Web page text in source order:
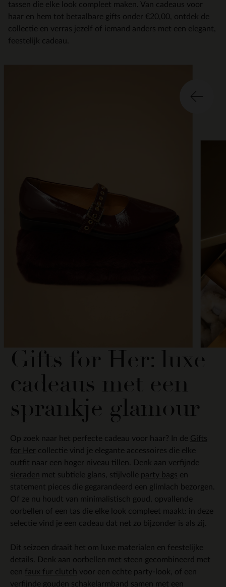
tassen die elke look compleet maken. Van cadeaus voor
haar en hem tot betaalbare gifts onder €20,00, ontdek de
collectie en verras jezelf of iemand anders met een elegant,
feestelijk cadeau.
Gifts for Her: luxe
cadeaus met een
sprankje glamour
Op zoek naar het perfecte cadeau voor haar? In de Gifts
for Her collectie vind je elegante accessoires die elke
outfit naar een hoger niveau tillen. Denk aan verfijnde
sieraden met subtiele glans, stijlvolle party bags en
statement pieces die gegarandeerd een glimlach bezorgen.
Of ze nu houdt van minimalistisch goud, opvallende
oorbellen of een tas die elke look compleet maakt: in deze
selectie vind je een cadeau dat net zo bijzonder is als zij.
Dit seizoen draait het om luxe materialen en feestelijke
details. Denk aan oorbellen met steen gecombineerd met
een faux fur clutch voor een echte party-look, of een
verfijnde gouden schakelarmband samen met een